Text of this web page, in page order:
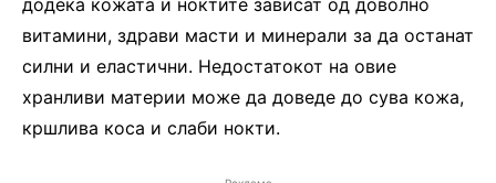
додека кожата и ноктите зависат од доволно
витамини, здрави масти и минерали за да останат
силни и еластични. Недостатокот на овие
хранливи материи може да доведе до сува кожа,
кршлива коса и слаби нокти.